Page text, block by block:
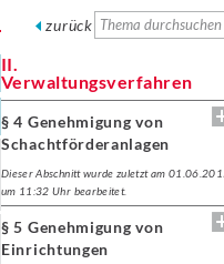
zurück
II.
Verwaltungsverfahren
§ 4 Genehmigung von
Schachtförderanlagen
Dieser Abschnitt wurde zuletzt am
um 11:32 Uhr bearbeitet.
§ 5 Genehmigung von
Einrichtungen